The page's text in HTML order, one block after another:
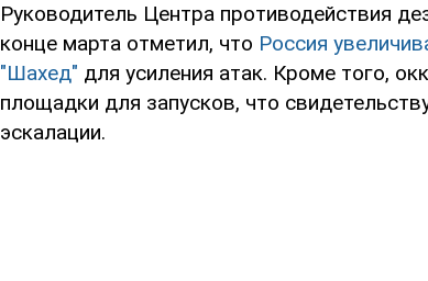
Руководитель Центра противодействия
конце марта отметил, что Россия
"Шахед" для усиления атак. Кроме того,
площадки для запусков, что
эскалации.